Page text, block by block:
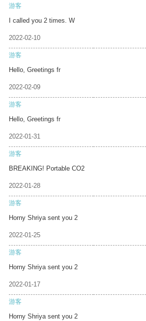
游客
I called you 2 times. W
2022-02-10
游客
Hello, Greetings fr
2022-02-09
游客
Hello, Greetings fr
2022-01-31
游客
BREAKING! Portable CO2
2022-01-28
游客
Horny Shriya sent you 2
2022-01-25
游客
Horny Shriya sent you 2
2022-01-17
游客
Horny Shriya sent you 2